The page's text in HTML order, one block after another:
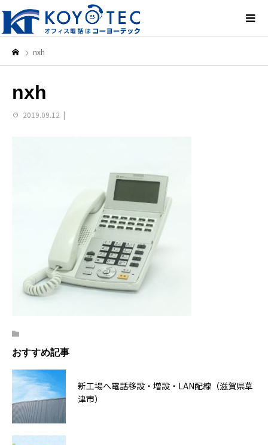
nxh
nxh
2019.09.12
おすすめ記事
新工場へ電話移設・増設・LAN配線（滋賀県草
津市）